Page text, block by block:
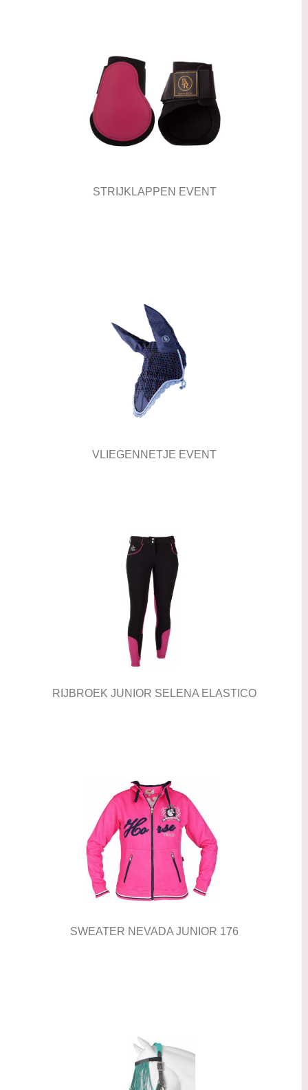
STRIJKLAPPEN EVENT
VLIEGENNETJE EVENT
RIJBROEK JUNIOR SELENA ELASTICO
SWEATER NEVADA JUNIOR 176